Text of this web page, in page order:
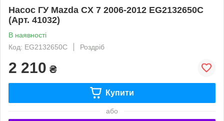
Насос ГУ Mazda CX 7 2006-2012 EG2132650C
(Арт. 41032)
В наявності
Код: EG2132650C
Роздріб
2 210 ₴
Купити
або